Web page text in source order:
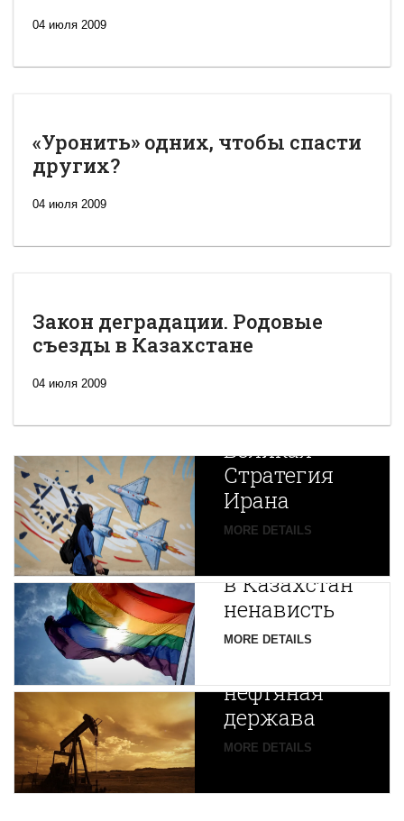
04 июля 2009
«Уронить» одних, чтобы спасти
других?
04 июля 2009
Закон деградации. Родовые
съезды в Казахстане
04 июля 2009
Новая
Великая
Стратегия
Ирана
MORE DETAILS
Путин
в Казахстан
ненависть
MORE DETAILS
Центральной
Азии
зарождается
нефтяная
держава
MORE DETAILS